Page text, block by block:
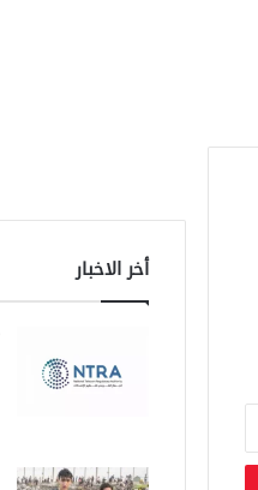
أخر الاخبار